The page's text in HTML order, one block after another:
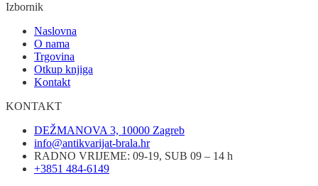
Izbornik
Naslovna
O nama
Trgovina
Otkup knjiga
Kontakt
KONTAKT
DEŽMANOVA 3, 10000 Zagreb
info@antikvarijat-brala.hr
RADNO VRIJEME: 09-19, SUB 09 – 14 h
+3851 484-6149